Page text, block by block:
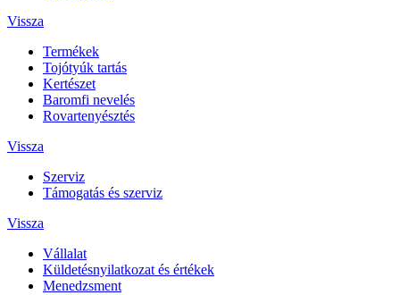
Vissza
Termékek
Tojótyúk tartás
Kertészet
Baromfi nevelés
Rovartenyésztés
Vissza
Szerviz
Támogatás és szerviz
Vissza
Vállalat
Küldetésnyilatkozat és értékek
Menedzsment